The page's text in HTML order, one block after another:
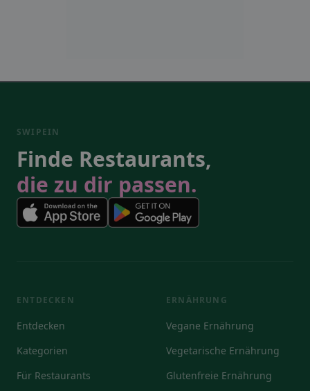
SWIPEIN
Finde Restaurants,
die zu dir passen.
ENTDECKEN
Entdecken
Kategorien
Für Restaurants
ERNÄHRUNG
Vegane Ernährung
Vegetarische Ernährung
Glutenfreie Ernährung